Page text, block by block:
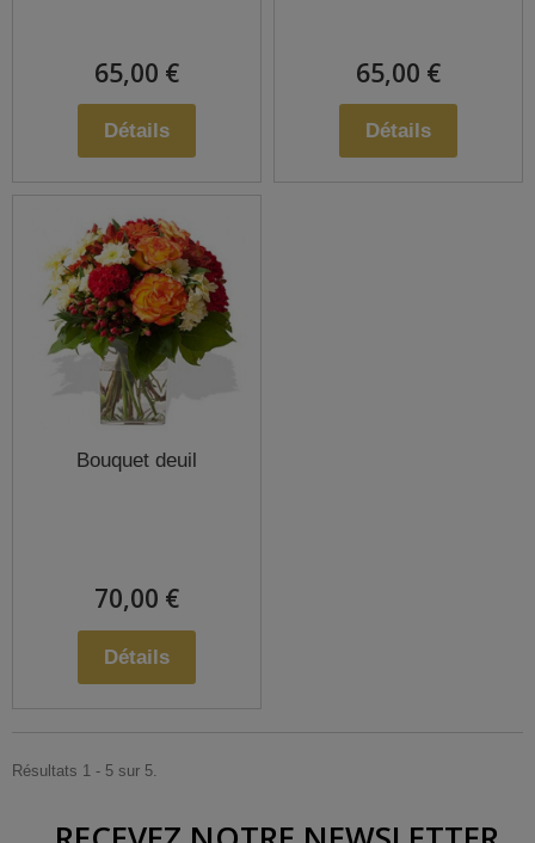
65,00 €
Détails
65,00 €
Détails
Bouquet deuil
70,00 €
Détails
Résultats 1 - 5 sur 5.